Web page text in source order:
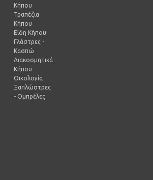
Κήπου
Τραπέζια
Κήπου
Είδη Κήπου
Γλάστρες -
Κασπώ
Διακοσμητικά
Κήπου
Οικολογία
Ξαπλώστρες
- Ομπρέλες